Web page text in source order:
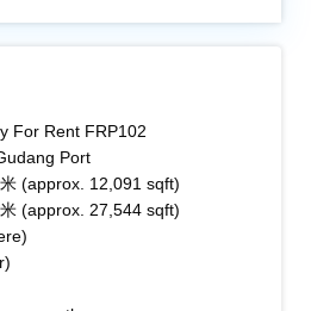
For Rent FRP102
Port
(approx. 12,091 sqft)
(approx. 27,544 sqft)